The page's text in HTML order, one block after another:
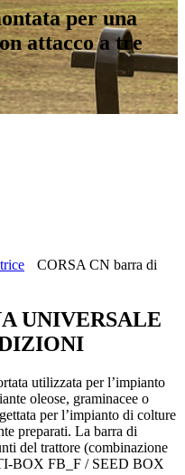
per una
attacco a tre
CORSA CN barra di
UNIVERSALE
utilizzata per l’impianto
oleose, graminacee o
per l’impianto di colture
preparati. La barra di
del trattore (combinazione
BOX FB_F / SEED BOX